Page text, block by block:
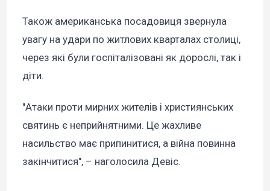
Також американська посадовиця звернула
увагу на удари по житлових кварталах столиці,
через які були госпіталізовані як дорослі, так і
діти.
"Атаки проти мирних жителів і християнських
святинь є неприйнятними. Це жахливе
насильство має припинитися, а війна повинна
закінчитися", – наголосила Девіс.